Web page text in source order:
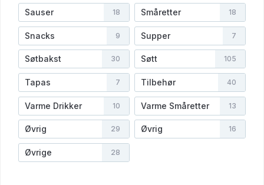
Sauser 18 Småretter 18
Snacks 9 Supper 7
Søtbakst 30 Søtt 105
Tapas 7 Tilbehør 40
Varme Drikker 10 Varme Småretter 13
Øvrig 29 Øvrig 16
Øvrige 28